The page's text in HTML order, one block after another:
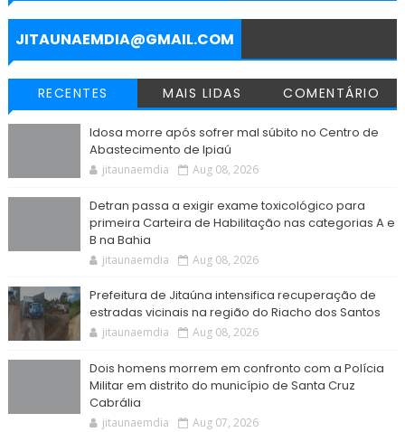
o
k
r
p
p
a
m
g
e
r
JITAUNAEMDIA@GMAIL.COM
RECENTES MAIS LIDAS COMENTÁRIO
Idosa morre após sofrer mal súbito no Centro de
Abastecimento de Ipiaú
jitaunaemdia Aug 08, 2026
Detran passa a exigir exame toxicológico para
primeira Carteira de Habilitação nas categorias A e
B na Bahia
jitaunaemdia Aug 08, 2026
Prefeitura de Jitaúna intensifica recuperação de
estradas vicinais na região do Riacho dos Santos
jitaunaemdia Aug 08, 2026
Dois homens morrem em confronto com a Polícia
Militar em distrito do município de Santa Cruz
Cabrália
jitaunaemdia Aug 07, 2026